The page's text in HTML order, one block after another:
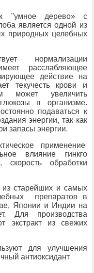
"умное дерево» с
является одной из
природных целебных
нормализации
расслабляющее
действие на
текучесть крови и
может увеличить
в организме.
подаваться к
энергии, так как
запасы энергии.
применение
влияние гинкго
обработки
из старейших и самых
препаратов в
Японии и Индии на
Для производства
экстракт из свежих
для улучшения
антиоксидант